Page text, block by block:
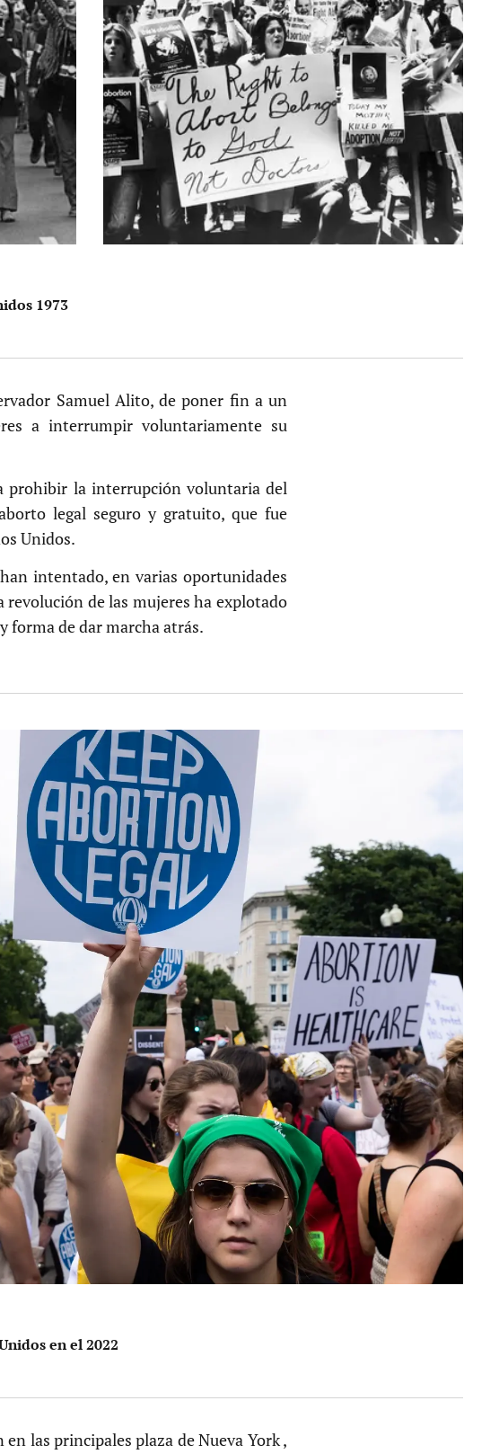
1973
Samuel Alito, de poner fin a un
a interrumpir voluntariamente su
prohibir la interrupción voluntaria del
legal seguro y gratuito, que fue
Unidos.
intentado, en varias oportunidades
revolución de las mujeres ha explotado
forma de dar marcha atrás.
en el 2022
las principales plaza de Nueva York ,